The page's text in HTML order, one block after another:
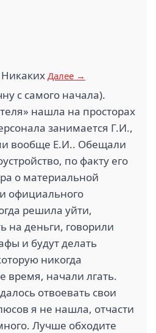
Никаких Далее →
с самого начала).
нашла на просторах
занимается Г.И.,
вообще Е.И.. Обещали
по факту его
о материальной
официального
решила уйти,
на деньги, говорили
и будут делать
никогда
время, начали лгать.
отвоевать свои
я не нашла, отчасти
Лучше обходите